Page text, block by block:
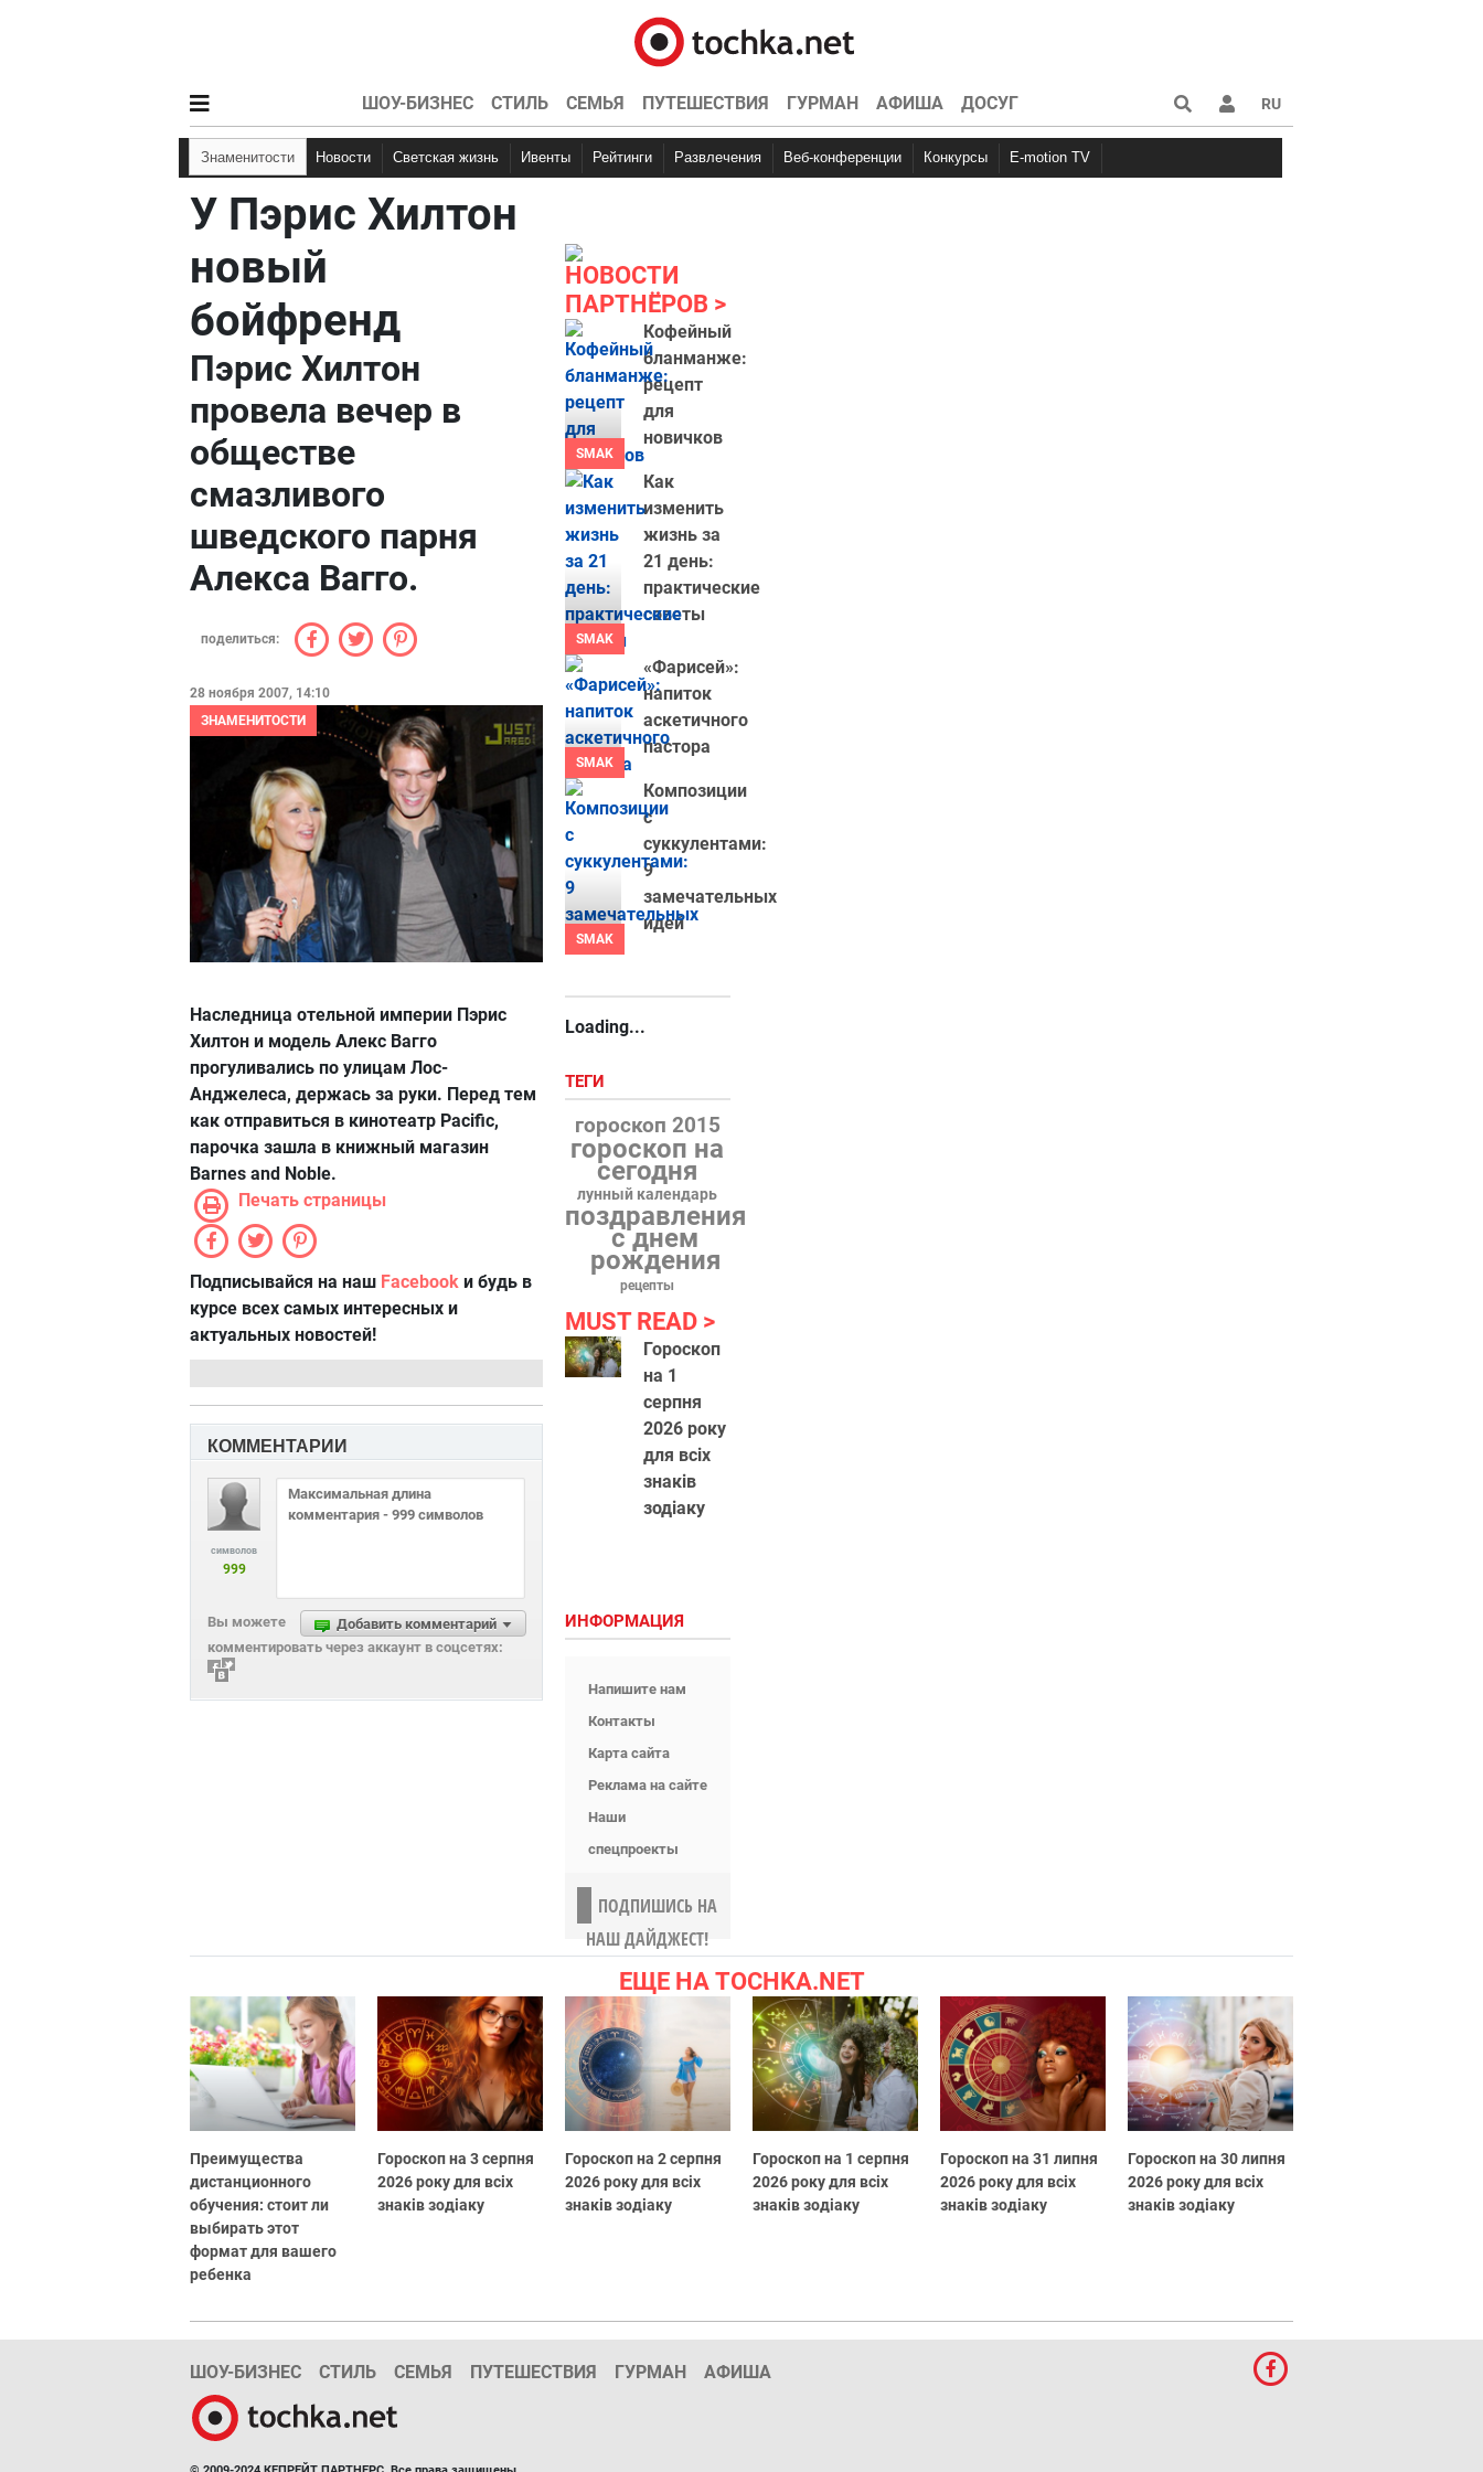
ШОУ-БИЗНЕС СТИЛЬ СЕМЬЯ ПУТЕШЕСТВИЯ ГУРМАН АФИША ДОСУГ RU
Знаменитости Новости Светская жизнь Ивенты Рейтинги Развлечения Веб-конференции Конкурсы E-motion TV
У Пэрис Хилтон
новый
бойфренд
Пэрис Хилтон
провела вечер в
обществе
смазливого
шведского парня
Алекса Вагго.
поделиться:
28 ноября 2007, 14:10
ЗНАМЕНИТОСТИ
Наследница отельной империи Пэрис
Хилтон и модель Алекс Вагго
прогуливались по улицам Лос-
Анджелеса, держась за руки. Перед тем
как отправиться в кинотеатр Pacific,
парочка зашла в книжный магазин
Barnes and Noble.
Печать страницы
Подписывайся на наш Facebook и будь в
курсе всех самых интересных и
актуальных новостей!
КОММЕНТАРИИ
символов
999
Добавить комментарий
Вы можете
комментировать через аккаунт в соцсетях:
НОВОСТИ
ПАРТНЁРОВ
SMAK
Кофейный
бланманже:
рецепт
для
новичков
SMAK
Как
изменить
жизнь за
21 день:
практические
советы
SMAK
«Фарисей»:
напиток
аскетичного
пастора
SMAK
Композиции
с
суккулентами:
9
замечательных
идей
Loading...
ТЕГИ
гороскоп 2015
гороскоп на
сегодня
лунный календарь
поздравления
с днем
рождения
рецепты
MUST READ
Гороскоп
на 1
серпня
2026 року
для всіх
знаків
зодіаку
ИНФОРМАЦИЯ
Напишите нам
Контакты
Карта сайта
Реклама на сайте
Наши
спецпроекты
ПОДПИШИСЬ НА
НАШ ДАЙДЖЕСТ!
ЕЩЕ НА TOCHKA.NET
Преимущества
дистанционного
обучения: стоит ли
выбирать этот
формат для вашего
ребенка
Гороскоп на 3 серпня
2026 року для всіх
знаків зодіаку
Гороскоп на 2 серпня
2026 року для всіх
знаків зодіаку
Гороскоп на 1 серпня
2026 року для всіх
знаків зодіаку
Гороскоп на 31 липня
2026 року для всіх
знаків зодіаку
Гороскоп на 30 липня
2026 року для всіх
знаків зодіаку
ШОУ-БИЗНЕС СТИЛЬ СЕМЬЯ ПУТЕШЕСТВИЯ ГУРМАН АФИША